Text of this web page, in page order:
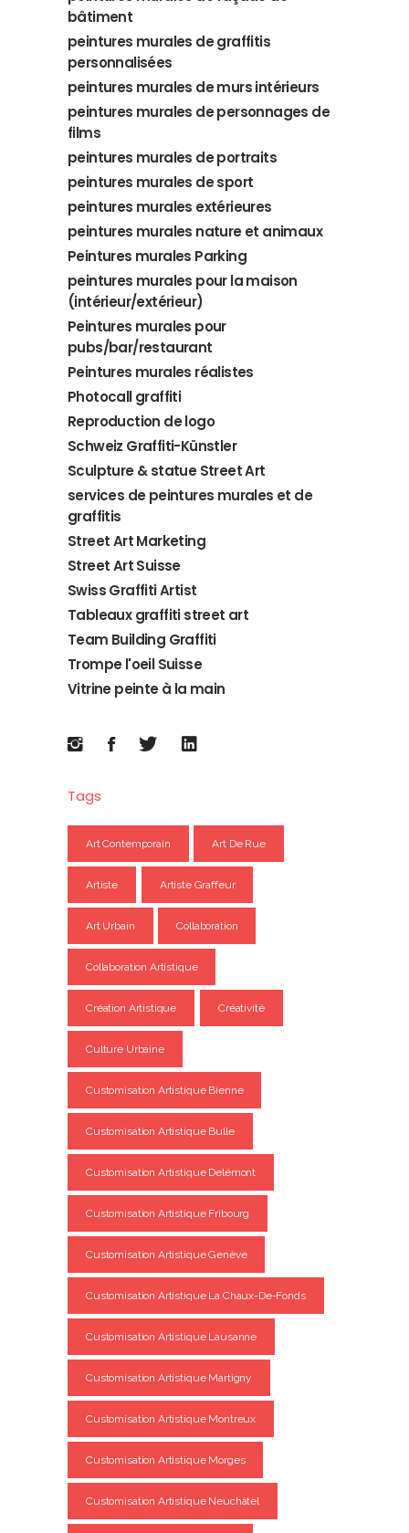
bâtiment
peintures murales de graffitis
personnalisées
peintures murales de murs intérieurs
peintures murales de personnages de
films
peintures murales de portraits
peintures murales de sport
peintures murales extérieures
peintures murales nature et animaux
Peintures murales Parking
peintures murales pour la maison
(intérieur/extérieur)
Peintures murales pour
pubs/bar/restaurant
Peintures murales réalistes
Photocall graffiti
Reproduction de logo
Schweiz Graffiti-Künstler
Sculpture & statue Street Art
services de peintures murales et de
graffitis
Street Art Marketing
Street Art Suisse
Swiss Graffiti Artist
Tableaux graffiti street art
Team Building Graffiti
Trompe l'oeil Suisse
Vitrine peinte à la main
Tags
Art Contemporain Art De Rue
Artiste Artiste Graffeur
Art Urbain Collaboration
Collaboration Artistique
Création Artistique Créativité
Culture Urbaine
Customisation Artistique Bienne
Customisation Artistique Bulle
Customisation Artistique Delémont
Customisation Artistique Fribourg
Customisation Artistique Genève
Customisation Artistique La Chaux-De-Fonds
Customisation Artistique Lausanne
Customisation Artistique Martigny
Customisation Artistique Montreux
Customisation Artistique Morges
Customisation Artistique Neuchâtel